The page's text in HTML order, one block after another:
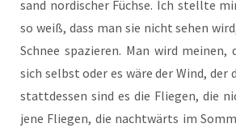
sand nor­di­scher Füch­se. Ich stell­te
so weiß, dass man sie nicht sehen
Schnee spa­zie­ren. Man wird mei­nen,
sich selbst oder es wäre der Wind, der
statt­des­sen sind es die Flie­gen, die
jene Flie­gen, die nacht­wärts im